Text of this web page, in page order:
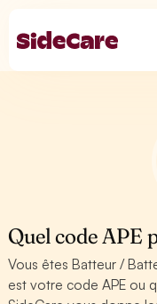
Quel code APE
Vous êtes Batteur /
est votre code APE ou